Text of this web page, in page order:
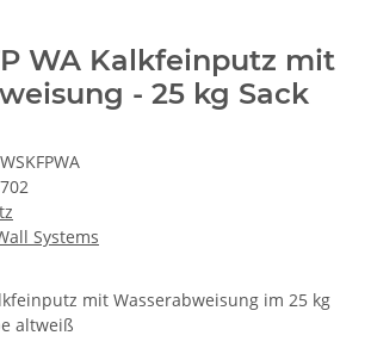
WA Kalkfeinputz mit
- 25 kg Sack
Systems
mit Wasserabweisung im 25 kg
altweiß